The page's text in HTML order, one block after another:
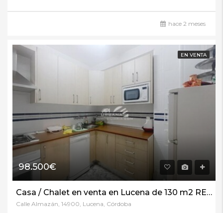
hace 2 meses
EN VENTA
98.500€
Casa / Chalet en venta en Lucena de 130 m2 REF:5388
Calle Almazán, 14900, Lucena, Córdoba